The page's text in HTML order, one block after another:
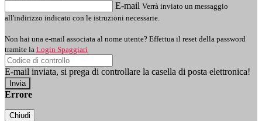
E-mail Verrà inviato un messaggio
all'indirizzo indicato con le istruzioni necessarie.
Non hai una e-mail associata al nome utente? Effettua il reset della password
tramite la Login Spaggiari
E-mail inviata, si prega di controllare la casella di posta elettronica!
Errore
Chiudi